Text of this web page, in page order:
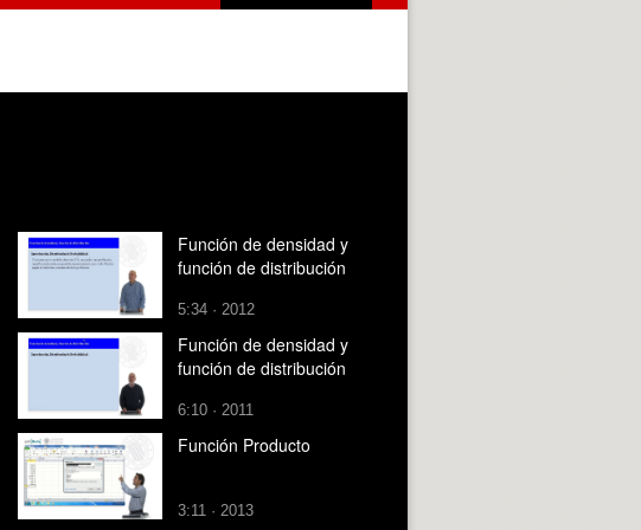
Función de densidad y
función de distribución
5:34 · 2012
Función de densidad y
función de distribución
6:10 · 2011
Función Producto
3:11 · 2013